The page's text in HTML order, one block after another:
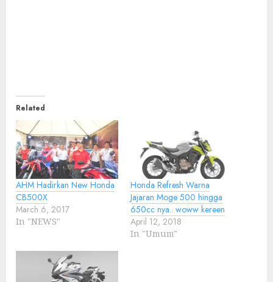
Related
AHM Hadirkan New Honda
CB500X
March 6, 2017
In "NEWS"
Honda Refresh Warna
Jajaran Moge 500 hingga
650cc nya.. woww kereen
April 12, 2018
In "Umum"